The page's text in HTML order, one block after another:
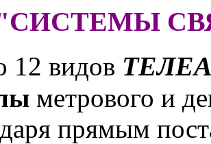
12 видов
метрового и
прямым